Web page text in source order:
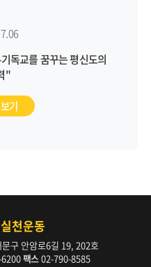
독교를 꿈꾸는 평신도의
"
기
천운동
구 안암로6길 19, 202호
팩스 02-790-8585